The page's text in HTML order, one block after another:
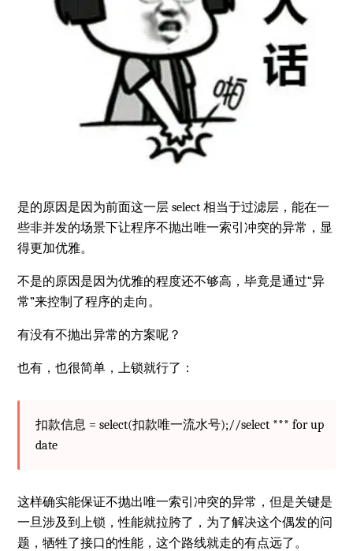
是的原因是因为前面这一层 select 相当于过滤层，能在一
些非并发的场景下让程序不抛出唯一索引冲突的异常，显
得更加优雅。
不是的原因是因为优雅的程度还不够高，毕竟是通过“异
常”来控制了程序的走向。
有没有不抛出异常的方案呢？
也有，也很简单，上锁就行了：
扣款信息 = select(扣款唯一流水号);//select *** for up
date
这样确实能保证不抛出唯一索引冲突的异常，但是关键是
一旦涉及到上锁，性能就拉胯了，为了解决这个偶发的问
题，牺牲了接口的性能，这个路线就走的有点远了。